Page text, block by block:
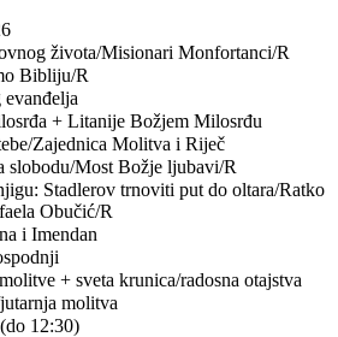
života/Misionari Monfortanci/R
Bibliju/R
+ Litanije Božjem Milosrđu
Zajednica Molitva i Riječ
slobodu/Most Božje ljubavi/R
Stadlerov trnoviti put do oltara/Ratko
Obučić/R
i Imendan
+ sveta krunica/radosna otajstva
molitva
12:30)